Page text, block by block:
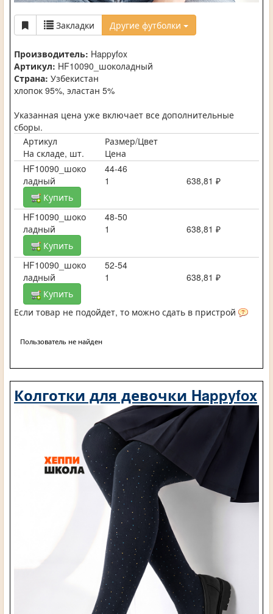
Закладки Другие футболки
Производитель: Happyfox
Артикул: HF10090_шоколадный
Страна: Узбекистан
хлопок 95%, эластан 5%
Указанная цена уже включает все дополнительные
сборы.
Артикул
Размер/Цвет
На складе, шт.
Цена
HF10090_шоко
ладный
44-46
1
638,81 ₽
Купить
HF10090_шоко
ладный
48-50
1
638,81 ₽
Купить
HF10090_шоко
ладный
52-54
1
638,81 ₽
Купить
Если товар не подойдет, то можно сдать в пристрой
Пользователь не найден
Колготки для девочки Happyfox